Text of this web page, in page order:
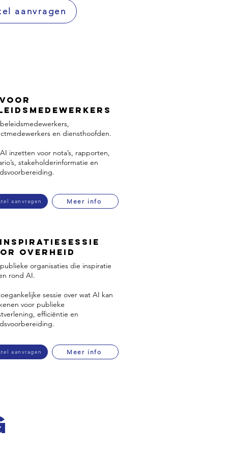
aanvragen
en diensthoofden.​
inzetten voor nota’s, rapporten,
stakeholderinformatie en
aanvragen Meer info
Overheid
organisaties die inspiratie
rond AI.
sessie over wat AI kan
voor publieke
efficiëntie en
aanvragen Meer info